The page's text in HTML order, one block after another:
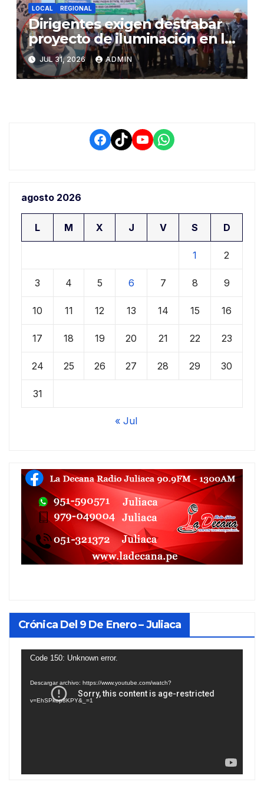
LOCAL REGIONAL
Dirigentes exigen destrabar
proyecto de iluminación en la
salida a Puno y alertan por
demora que pone en riesgo a
conductores
JUL 31, 2026 ADMIN
Facebook
TikTokYouTube
WhatsApp
agosto 2026
L M X J V S D
1 2
3 4 5 6 7 8 9
10 11 12 13 14 15 16
17 18 19 20 21 22 23
24 25 26 27 28 29 30
31
« Jul
Crónica Del 9 De Enero – Juliaca
Reproductor
Code 150: Unknown error.
Descargar archivo: https://www.youtube.com/watch?
v=EhSPkop8KPY&_=1